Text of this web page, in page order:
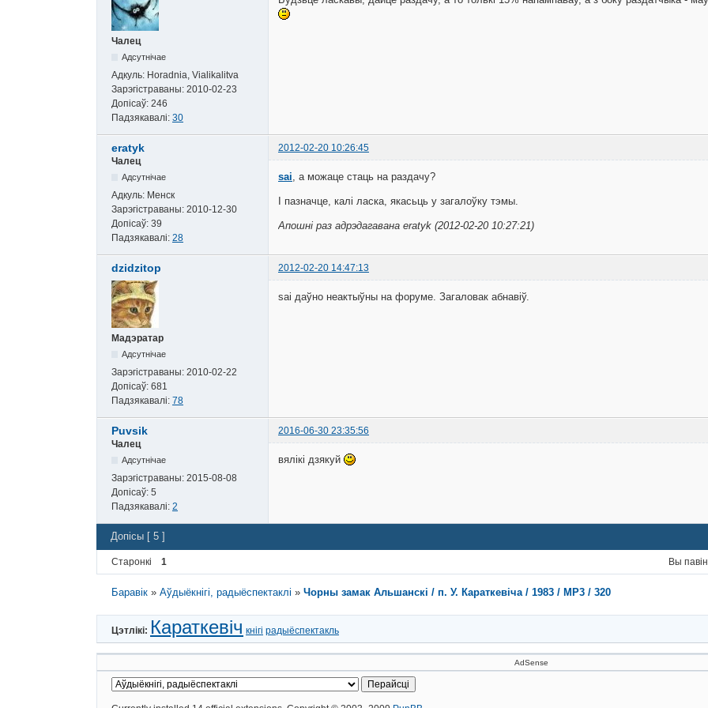
Чалец
Адсутнічае
Адкуль: Horadnia, Vialikalitva
Зарэгістраваны: 2010-02-23
Допісаў: 246
Падзякавалі: 30
eratyk
2012-02-20 10:26:45
Чалец
Адсутнічае
Адкуль: Менск
Зарэгістраваны: 2010-12-30
Допісаў: 39
Падзякавалі: 28
sai, а можаце стаць на раздачу?
І пазначце, калі ласка, якасьць у загалоўку тэмы.
Апошні раз адрэдагавана eratyk (2012-02-20 10:27:21)
dzidzitop 2012-02-20 14:47:13
Мадэратар
Адсутнічае
Зарэгістраваны: 2010-02-22
Допісаў: 681
Падзякавалі: 78
sai даўно неактыўны на форуме. Загаловак абнавіў.
Puvsik
2016-06-30 23:35:56
Чалец
Адсутнічае
Зарэгістраваны: 2015-08-08
Допісаў: 5
Падзякавалі: 2
вялікі дзякуй
Допісы [ 5 ]
Старонкі 1 Вы
Баравік »Аўдыёкнігі, радыёспектаклі »Чорны замак Альшанскі / п. У. Караткевіча / 1983 / MP3 / 320
Цэтлікі: Караткевіч кнігі радыёспектакль
AdSense